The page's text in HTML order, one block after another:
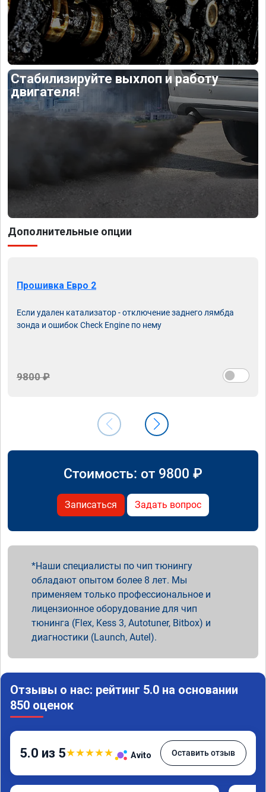
Стабилизируйте выхлоп и работу
двигателя!
Дополнительные опции
Прошивка Евро 2
Если удален катализатор - отключение заднего лямбда
зонда и ошибок Check Engine по нему
9800 ₽
Стоимость: от 9800 ₽
Записаться Задать вопрос
Наши специалисты по чип тюнингу
обладают опытом более 8 лет. Мы
применяем только профессиональное и
лицензионное оборудование для чип
тюнинга (Flex, Kess 3, Autotuner, Bitbox) и
диагностики (Launch, Autel).
Отзывы о нас: рейтинг 5.0 на основании
850 оценок
5.0 из 5★★★★★ Avito Оставить отзыв